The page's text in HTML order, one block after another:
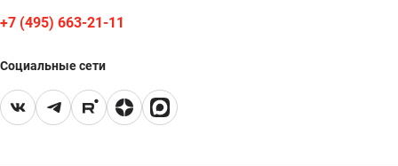
+7 (495) 663-21-11
Социальные сети